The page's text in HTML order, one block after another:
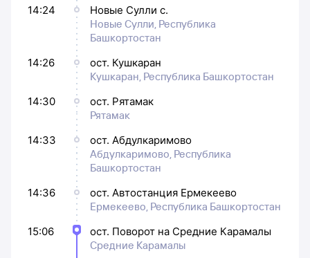
14:24
Новые Сулли с.
Новые Сулли, Республика
Башкортостан
14:26
ост. Кушкаран
Кушкаран, Республика Башкортостан
14:30
ост. Рятамак
Рятамак
14:33
ост. Абдулкаримово
Абдулкаримово, Республика
Башкортостан
14:36
ост. Автостанция Ермекеево
Ермекеево, Республика Башкортостан
15:06
ост. Поворот на Средние Карамалы
Средние Карамалы